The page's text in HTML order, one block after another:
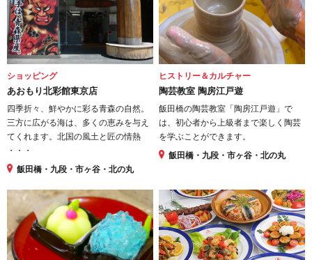
ショッピング
あおもり北彩館東京店
四季折々、鮮やかに彩る青森の自然。
三方に広がる海は、多くの恵みを与え
てくれます。北国の風土と匠の情熱
・・・
飯田橋・九段・市ヶ谷・北の丸
ヒストリー＆カルチャー
陶芸教室 陶房江戸遊
飯田橋の陶芸教室「陶房江戸遊」で
は、初心者から上級者まで楽しく陶芸
を学ぶことができます。
飯田橋・九段・市ヶ谷・北の丸